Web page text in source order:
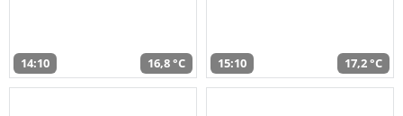
14:10 16,8 °C 15:10 17,2 °C